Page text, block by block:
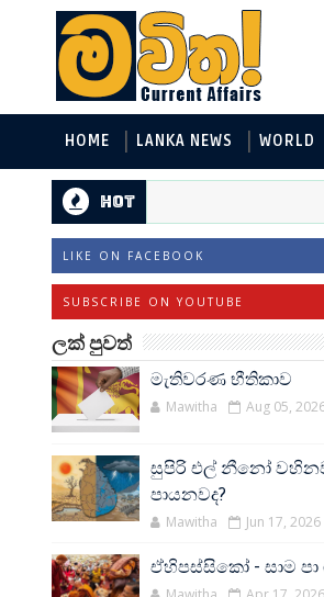
HOME LANKA NEWS WORLD
Hot
LIKE ON FACEBOOK
SUBSCRIBE ON YOUTUBE
ලක් පුවත්
මැතිවරණ භීතිකාව
Mawitha Aug 05,
සුපිරි එල් නීනෝ
පායනවද?
Mawitha Jun 17, 2026
ඒහිපස්සිකෝ - සාම